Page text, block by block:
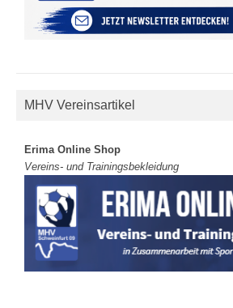
MHV Vereinsartikel
Erima Online Shop
Vereins- und Trainingsbekleidung